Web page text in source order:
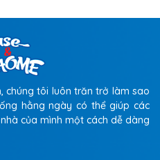
chúng tôi luôn trăn trở làm sao
hằng ngày có thể giúp các
của mình một cách dễ dàng